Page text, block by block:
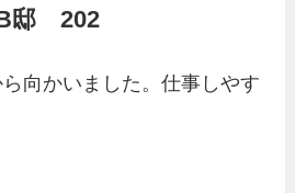
邸 202
向かいました。仕事しやす